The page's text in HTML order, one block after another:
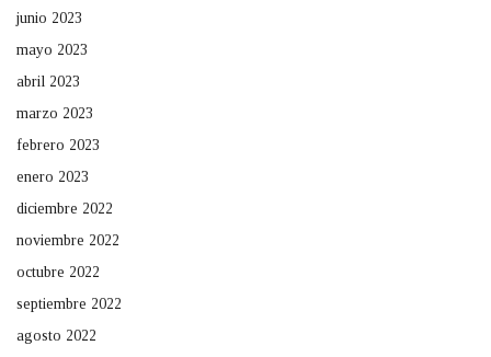
junio 2023
mayo 2023
abril 2023
marzo 2023
febrero 2023
enero 2023
diciembre 2022
noviembre 2022
octubre 2022
septiembre 2022
agosto 2022